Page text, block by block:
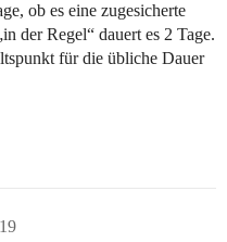
ob es eine zugesicherte
der Regel“ dauert es 2 Tage.
für die übliche Dauer